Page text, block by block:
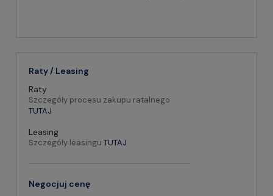
Raty / Leasing
Raty
Szczegóły procesu zakupu ratalnego
TUTAJ
Leasing
Szczegóły leasingu TUTAJ
Negocjuj cenę